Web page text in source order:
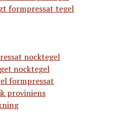
formpressat tegel
nocktegel
nocktegel
formpressat
proviniens